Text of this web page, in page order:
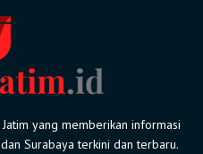
yang memberikan informasi
Surabaya terkini dan terbaru.